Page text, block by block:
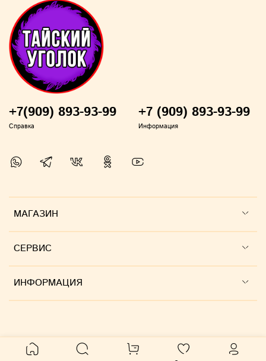
МАГАЗИН
СЕРВИС
ИНФОРМАЦИЯ
+7(909) 893-93-99
Справка
+7 (909) 893-93-99
Информация